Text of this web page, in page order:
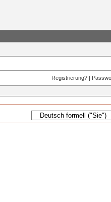
Registrierung? |